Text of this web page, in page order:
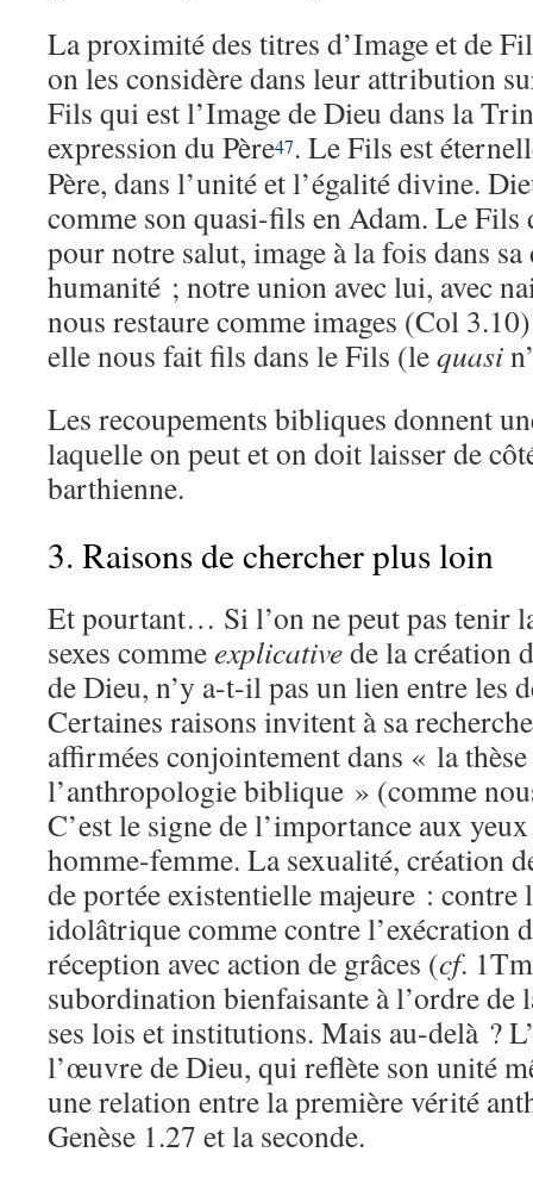
La proximité des titres d’Image et de
on les considère dans leur attribution
Fils qui est l’Image de Dieu dans la
expression du Père47. Le Fils est
Père, dans l’unité et l’égalité divine.
comme son quasi-fils en Adam. Le Fils
pour notre salut, image à la fois dans
humanité ; notre union avec lui, avec
nous restaure comme images (Col
elle nous fait fils dans le Fils (lequasi
Les recoupements bibliques donnent
laquelle on peut et on doit laisser de
barthienne.
3. Raisons de chercher plus loin
Et pourtant… Si l’on ne peut pas tenir
sexes commeexplicativede la création
de Dieu, n’y a-t-il pas un lien entre les
Certaines raisons invitent à sa
affirmées conjointement dans « la
l’anthropologie biblique » (comme
C’est le signe de l’importance aux
homme-femme. La sexualité, création
de portée existentielle majeure : contre
idolâtrique comme contre l’exécration
réception avec action de grâces (cf.
subordination bienfaisante à l’ordre de
ses lois et institutions. Mais au-delà ?
l’œuvre de Dieu, qui reflète son unité
une relation entre la première vérité
Genèse 1.27 et la seconde.